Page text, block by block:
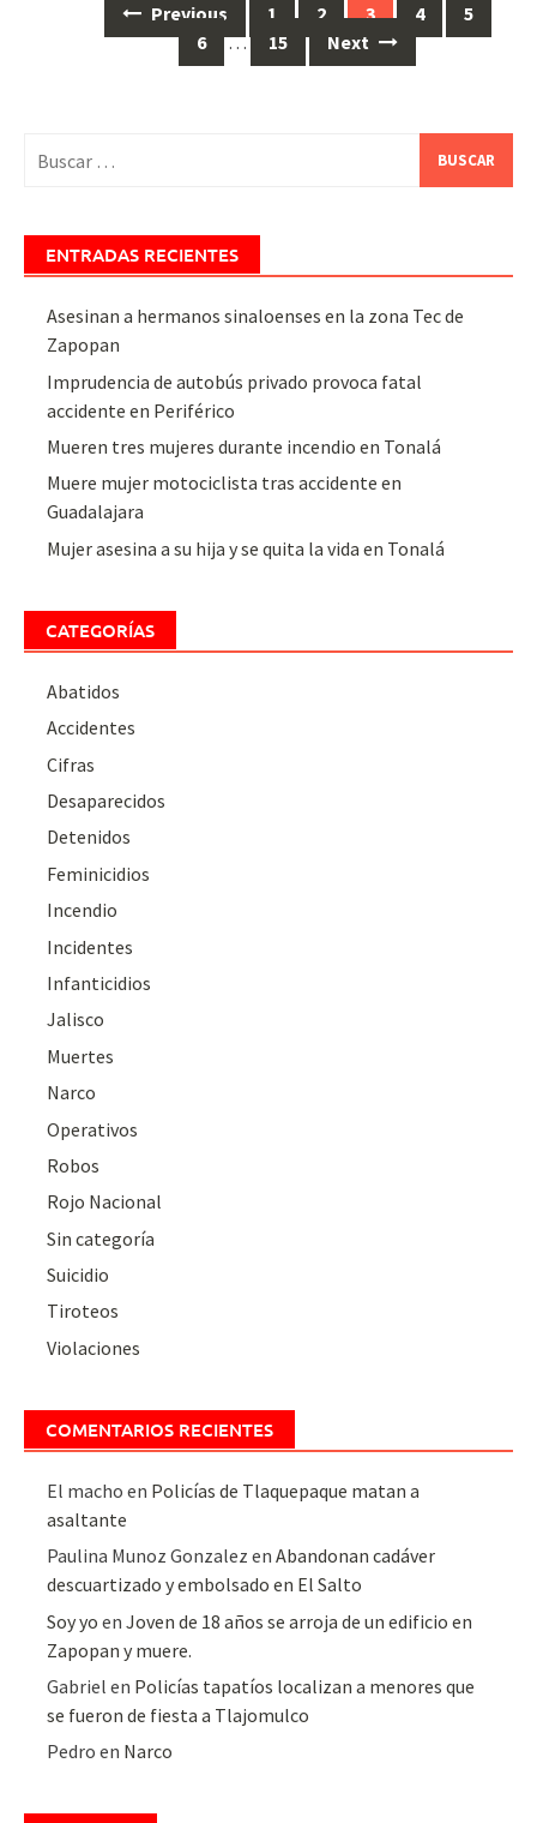
navigation
Previous 1 2 3 4
5
6
… 15 Next
ENTRADAS RECIENTES
Asesinan a hermanos sinaloenses en la zona Tec de
Zapopan
Imprudencia de autobús privado provoca fatal
accidente en Periférico
Mueren tres mujeres durante incendio en Tonalá
Muere mujer motociclista tras accidente en
Guadalajara
Mujer asesina a su hija y se quita la vida en Tonalá
CATEGORÍAS
Abatidos
Accidentes
Cifras
Desaparecidos
Detenidos
Feminicidios
Incendio
Incidentes
Infanticidios
Jalisco
Muertes
Narco
Operativos
Robos
Rojo Nacional
Sin categoría
Suicidio
Tiroteos
Violaciones
COMENTARIOS RECIENTES
El macho en Policías de Tlaquepaque matan a
asaltante
Paulina Munoz Gonzalez enAbandonan cadáver
descuartizado y embolsado en El Salto
Soy yo enJoven de 18 años se arroja de un edificio en
Zapopan y muere.
Gabriel en Policías tapatíos localizan a menores que
se fueron de fiesta a Tlajomulco
Pedro en Narco